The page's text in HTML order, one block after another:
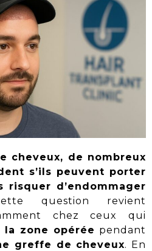
cheveux, de nombreux
s’ils peuvent porter
risquer d’endommager
question revient
chez ceux qui
la zone opérée pendant
greffe de cheveux. En